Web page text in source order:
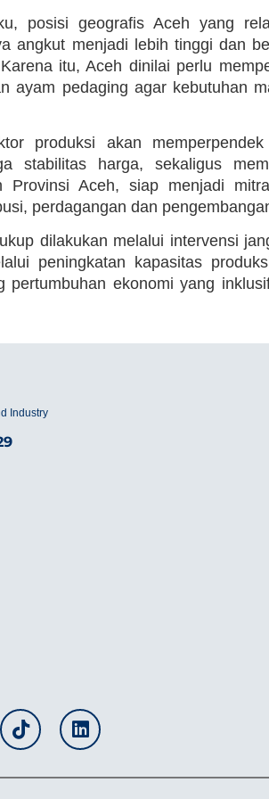
posisi geografis Aceh yang
angkut menjadi lebih tinggi dan
itu, Aceh dinilai perlu
ayam pedaging agar kebutuhan
produksi akan
stabilitas harga, sekaligus
Provinsi Aceh, siap menjadi
perdagangan dan
dilakukan melalui intervensi
peningkatan kapasitas
pertumbuhan ekonomi yang
Industry